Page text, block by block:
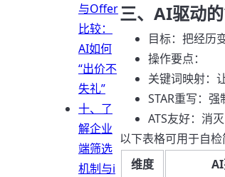
与Offer
比较：
AI如何
“出价不
失礼”
十、了
解企业
端筛选
机制与i
三、AI驱动
目标：把经历
操作要点：
关键词映射：
STAR重写：
ATS友好：消
以下表格可用于自
维度